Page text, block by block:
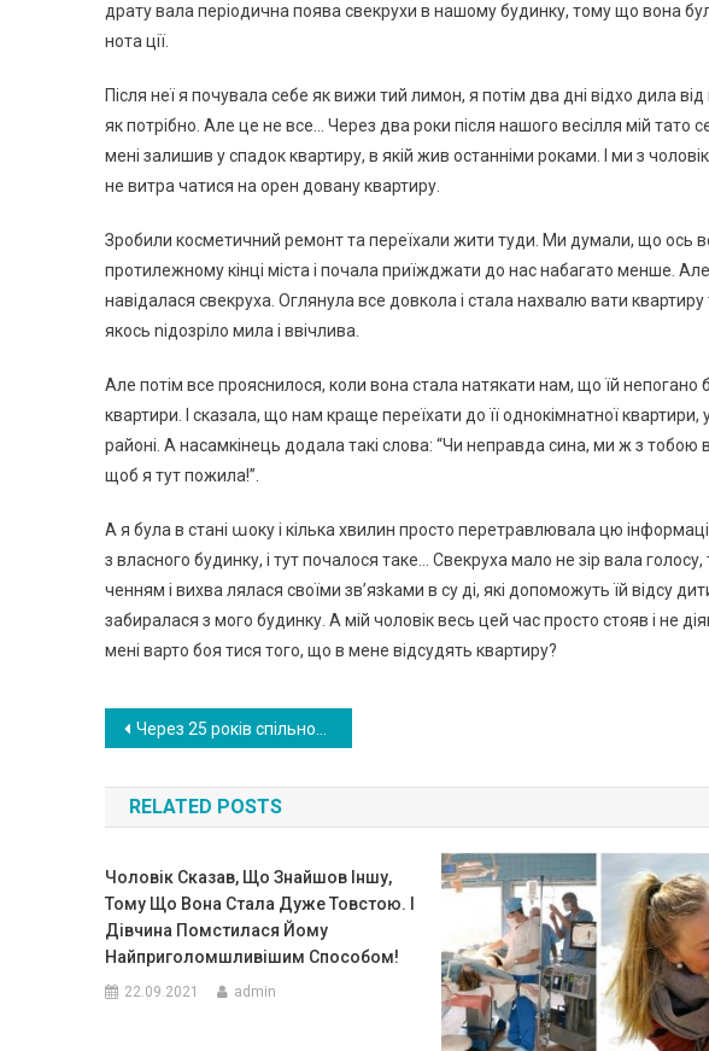
драту вала періодична поява свекрухи в нашому будинку, тому що вона
нота ції.
Після неї я почувала себе як вижи тий лимон, я потім два дні відхо дила
як потрібно. Але це не все… Через два роки після нашого весілля мій тато
мені залишив у спадок квартиру, в якій жив останніми роками. І ми з
не витра чатися на орен довану квартиру.
Зробили косметичний ремонт та переїхали жити туди. Ми думали, що ось
протилежному кінці міста і почала приїжджати до нас набагато менше.
навідалася свекруха. Оглянула все довкола і стала нахвалю вати
якось nідозріло мила і ввічлива.
Але потім все прояснилося, коли вона стала натякати нам, що їй непогано
квартири. І сказала, що нам краще переїхати до її однокімнатної
районі. А насамкінець додала такі слова: “Чи неправда сина, ми ж з тобою
щоб я тут пожила!”.
А я була в стані աоку і кілька хвилин просто перетравлювала цю
з власного будинку, і тут почалося таке… Свекруха мало не зір вала
ченням і вихва лялася своїми зв’язkами в су ді, які допоможуть їй відсу
забиралася з мого будинку. А мій чоловік весь цей час просто стояв і не
мені варто боя тися того, що в мене відсудять квартиру?
Навигация
по
записям
Через 25 років спільного життя моя дружина розповіла мені страաну таєм ницю
RELATED POSTS
Чоловік Сказав, Що Знайшов Іншу,
Тому Що Вона Стала Дуже Товстою. І
Дівчина Помстилася Йому
Найприголомшливішим Способом!
22.09.2021 admin